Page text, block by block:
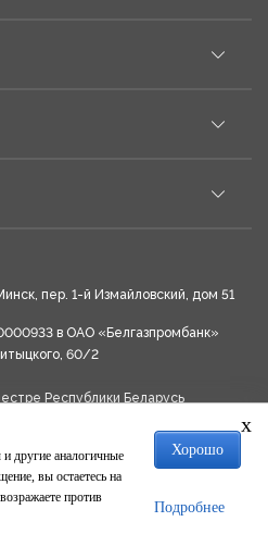
пер. 1-й Измайловский, дом 51
в OАО «Белгазпромбанк»
60/2
Республики Беларусь
192957242выдано 18.08.2017
данных
файлов cookie
x
другие аналогичные
вы остаетесь на
против
Хорошо
Подробнее